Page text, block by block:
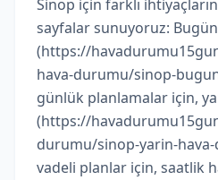
Sinop için farklı
sayfalar sunuyoruz:
(https://
hava-durumu/sinop-
günlük planlamalar için,
(https://
durumu/sinop-yarin-
vadeli planlar için, saatlik